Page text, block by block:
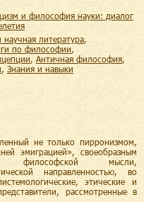
научная литература,
по философии,
, античная философия,
,
знания и навыки
не только пирронизмом,
эмиграцией», своеобразным
философской мысли,
направленностью, во
этические и
рассмотренные в